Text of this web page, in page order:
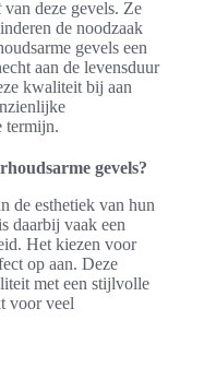
van deze gevels. Ze
de noodzaak
gevels een
aan de levensduur
kwaliteit bij aan
termijn.
gevels?
de esthetiek van hun
daarbij vaak een
Het kiezen voor
op aan. Deze
met een stijlvolle
voor veel